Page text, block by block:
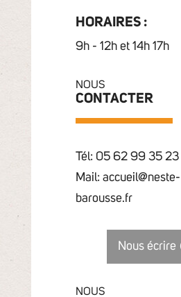
HORAIRES :
9h - 12h et 14h 17h
NOUS
CONTACTER
Tél: 05 62 99 35 23
Mail: accueil@neste-
barousse.fr
Nous écrire
NOUS